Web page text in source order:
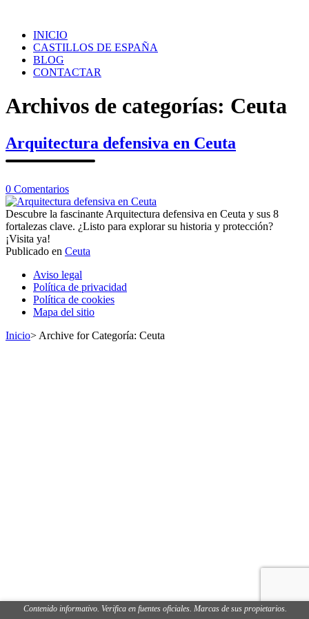
contenidoINICIO
CASTILLOS DE ESPAÑA
BLOG
CONTACTAR
Archivos de categorías: Ceuta
Arquitectura defensiva en Ceuta
0 Comentariosen
Arquitectura
defensiva
en
Descubre la fascinante Arquitectura defensiva en Ceuta y sus 8
fortalezas clave. ¿Listo para explorar su historia y protección?
¡Visita ya!
Publicado en Ceuta
los
puestos
Aviso legal
Política de privacidad
Política de cookies
Mapa del sitio
Inicio> Archive forCategoría: Ceuta
Contenido informativo. Verifica en fuentes oficiales. Marcas de sus propietarios.